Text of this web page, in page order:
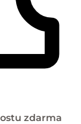
zdarma